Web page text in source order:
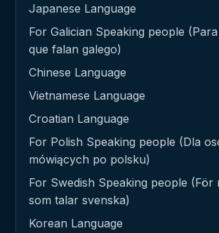
Japanese Language
For Galician Speaking people
que falan galego)
Chinese Language
Vietnamese Language
Croatian Language
For Polish Speaking people (Dla
mówiących po polsku)
For Swedish Speaking people (För
som talar svenska)
Korean Language